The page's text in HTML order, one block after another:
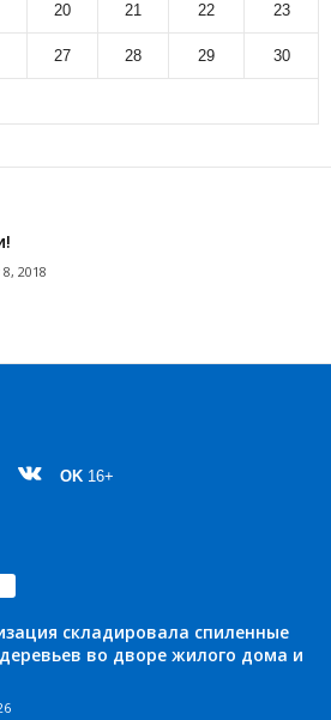
20 21 22 23
27 28 29 30
2018
OK 16+
складировала спиленные
во дворе жилого дома и